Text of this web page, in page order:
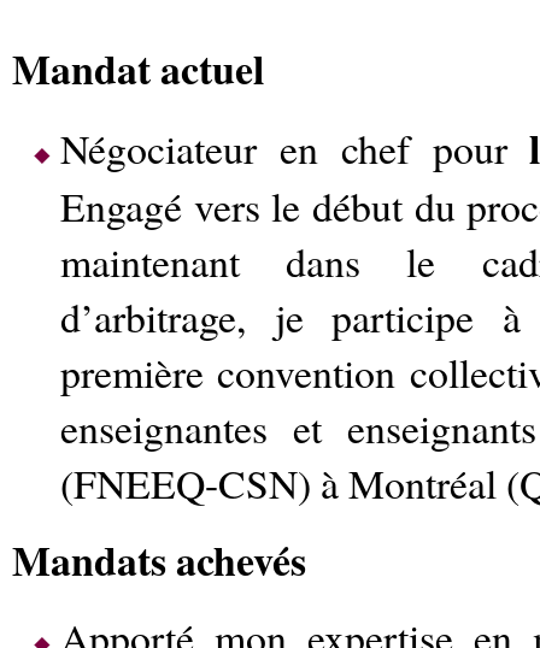
Mandat actuel
Négociateur en chef pour
Engagé vers le début du
maintenant dans le
d’arbitrage, je participe
première convention
enseignantes et
(FNEEQ-CSN) à Montréal
Mandats achevés